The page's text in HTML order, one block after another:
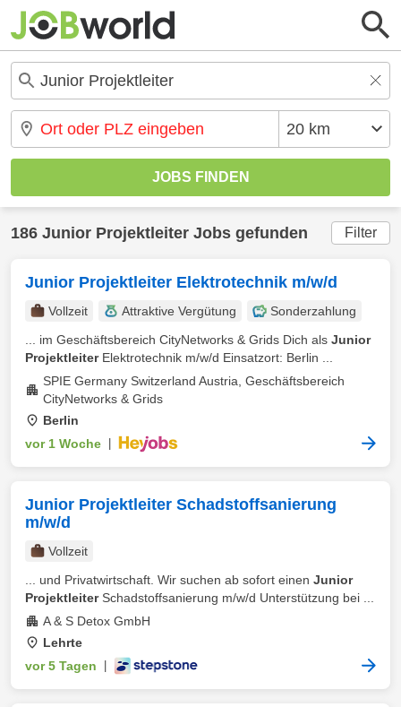
186 Junior Projektleiter Jobs gefunden Filter
Junior Projektleiter Elektrotechnik m/w/d
Vollzeit Attraktive Vergütung
Sonderzahlung
... im Geschäftsbereich CityNetworks & Grids Dich als Junior
ProjektleiterElektrotechnik m/w/d Einsatzort: Berlin ...
SPIE Germany Switzerland Austria, Geschäftsbereich
CityNetworks & Grids
Berlin
vor 1 Woche
Junior Projektleiter Schadstoffsanierung
m/w/d
Vollzeit
... und Privatwirtschaft. Wir suchen ab sofort einen Junior
ProjektleiterSchadstoffsanierung m/w/d Unterstützung bei ...
A & S Detox GmbH
Lehrte
vor 5 Tagen